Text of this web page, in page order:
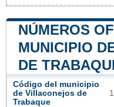
NÚMEROS
MUNICIPIO
DE
Código del municipio
de Villaconejos de
Trabaque